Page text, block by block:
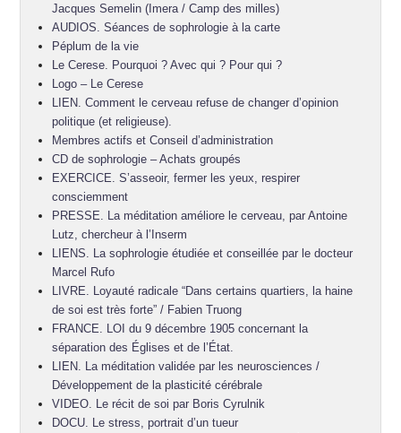
Jacques Semelin (Imera / Camp des milles)
AUDIOS. Séances de sophrologie à la carte
Péplum de la vie
Le Cerese. Pourquoi ? Avec qui ? Pour qui ?
Logo – Le Cerese
LIEN. Comment le cerveau refuse de changer d’opinion
politique (et religieuse).
Membres actifs et Conseil d’administration
CD de sophrologie – Achats groupés
EXERCICE. S’asseoir, fermer les yeux, respirer
consciemment
PRESSE. La méditation améliore le cerveau, par Antoine
Lutz, chercheur à l’Inserm
LIENS. La sophrologie étudiée et conseillée par le docteur
Marcel Rufo
LIVRE. Loyauté radicale “Dans certains quartiers, la haine
de soi est très forte” / Fabien Truong
FRANCE. LOI du 9 décembre 1905 concernant la
séparation des Églises et de l’État.
LIEN. La méditation validée par les neurosciences /
Développement de la plasticité cérébrale
VIDEO. Le récit de soi par Boris Cyrulnik
DOCU. Le stress, portrait d’un tueur